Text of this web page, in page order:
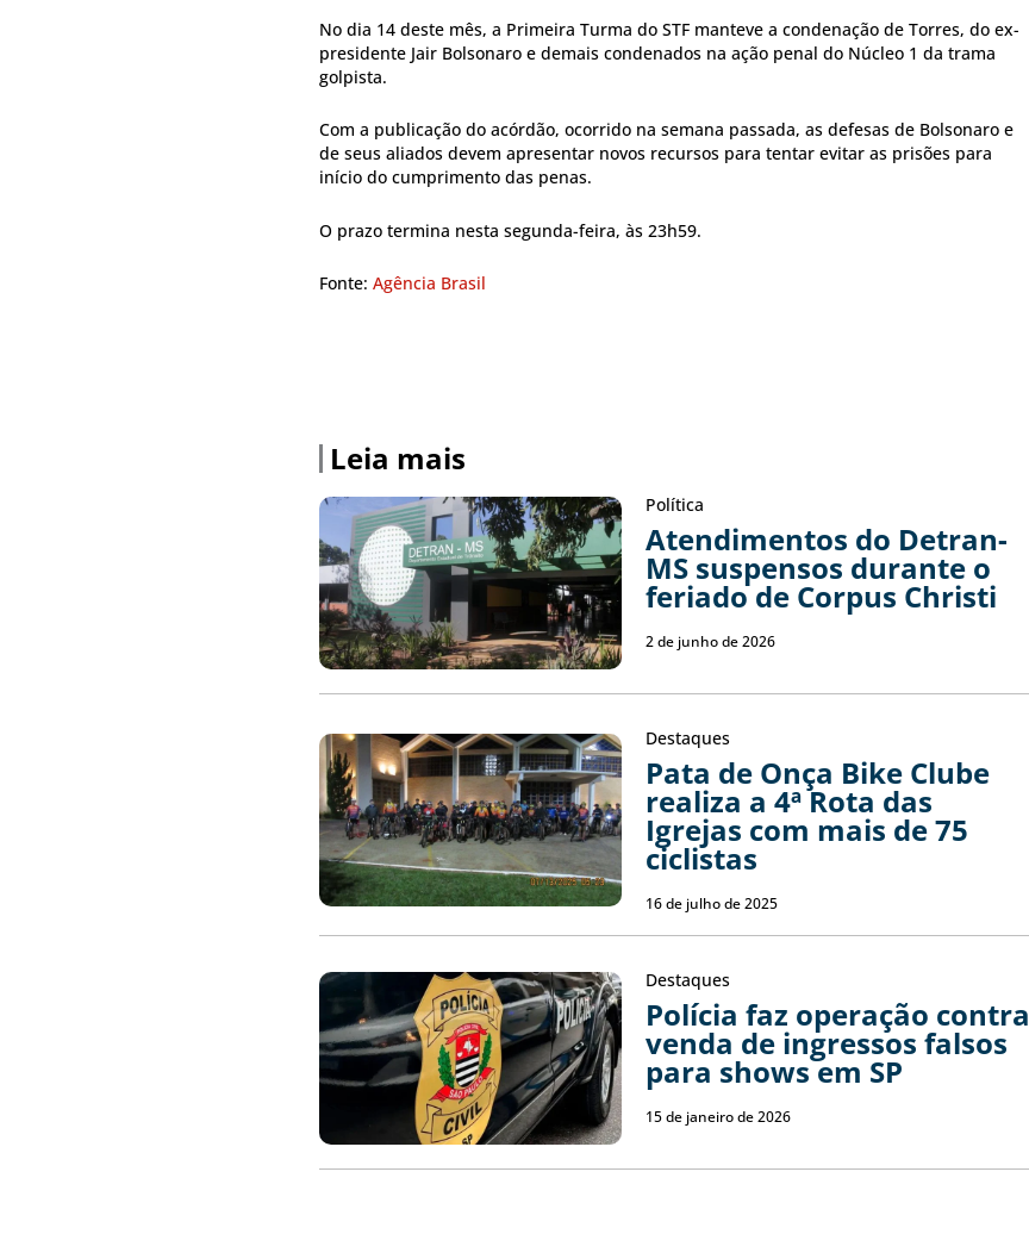
No dia 14 deste mês, a Primeira Turma do STF manteve a condenação de Torres, do ex-
presidente Jair Bolsonaro e demais condenados na ação penal do Núcleo 1 da trama
golpista.
Com a publicação do acórdão, ocorrido na semana passada, as defesas de Bolsonaro e
de seus aliados devem apresentar novos recursos para tentar evitar as prisões para
início do cumprimento das penas.
O prazo termina nesta segunda-feira, às 23h59.
Fonte: Agência Brasil
Leia mais
Política
Atendimentos do Detran-
MS suspensos durante o
feriado de Corpus Christi
2 de junho de 2026
Destaques
Pata de Onça Bike Clube
realiza a 4ª Rota das
Igrejas com mais de 75
ciclistas
16 de julho de 2025
Destaques
Polícia faz operação contra
venda de ingressos falsos
para shows em SP
15 de janeiro de 2026